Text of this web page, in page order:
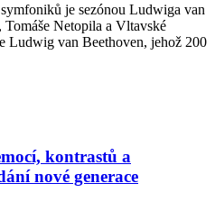
je sezónou Ludwiga van
Tomáše Netopila a Vltavské
Ludwig van Beethoven, jehož 200
kontrastů a
nové generace